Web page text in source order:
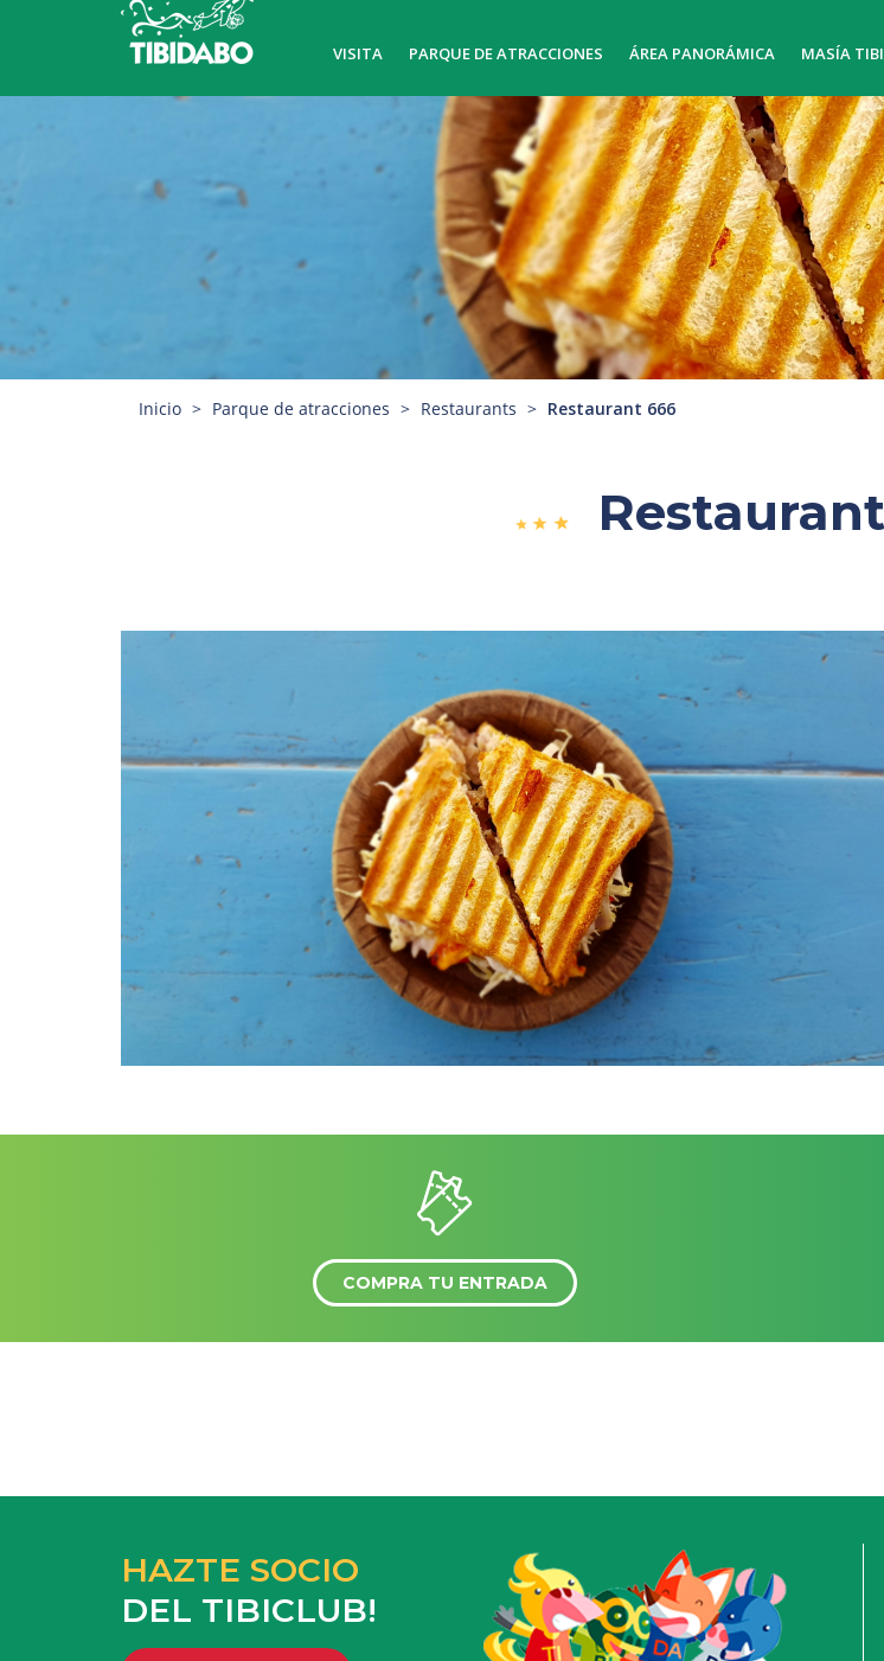
VISITA PARQUE DE ATRACCIONES ÁREA PANORÁMICA MASÍA
Inicio Parque de atracciones Restaurants Restaurant 666
COMPRA TU ENTRADA
HAZTE SOCIO
DEL TIBICLUB!